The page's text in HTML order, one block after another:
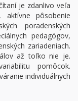
je zdanlivo veľa
aktívne pôsobenie
poradenských
pedagógov,
zariadeniach.
až toľko nie je.
pomôcok.
individuálnych